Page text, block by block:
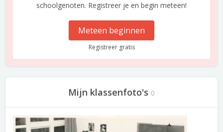
schoolgenoten. Registreer je en begin meteen!
Meteen beginnen
Registreer gratis
Mijn klassenfoto's 0